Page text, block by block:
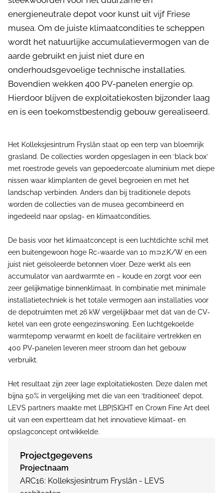
energieneutrale depot voor kunst uit vijf Friese
musea. Om de juiste klimaatcondities te scheppen
wordt het natuurlijke accumulatievermogen van de
aarde gebruikt en juist niet dure en
onderhoudsgevoelige technische installaties.
Bovendien wekken 400 PV-panelen energie op.
Hierdoor blijven de exploitatiekosten bijzonder laag
en is een toekomstbestendig gebouw gerealiseerd.
Het Kolleksjesintrum Fryslân staat op een terp van bloemrijk
grasland. De collecties worden opgeslagen in een ‘black box’
met roestrode gevels van gepoedercoate aluminium met diepe
nissen waar klimplanten de gevel begroeien en met het
landschap verbinden. Anders dan bij traditionele depots
worden de collecties van de musea gecombineerd en
ingedeeld naar opslag- en klimaatcondities.
De basis voor het klimaatconcept is een luchtdichte schil met
een buitengewoon hoge Rc-waarde van 10 m⊃2;K/W en een
juist niet geïsoleerde betonnen vloer. Deze werkt als een
accumulator van aardwarmte en – koude en zorgt voor een
zeer gelijkmatige binnenklimaat. In combinatie met minimale
installatietechniek is het totale vermogen aan installaties voor
de depotruimten met 26 kW vergelijkbaar met dat van de CV-
ketel van een grote eengezinswoning. Een luchtgekoelde
warmtepomp verwarmt en koelt de facilitaire vertrekken en
400 PV-panelen leveren meer stroom dan het gebouw
verbruikt.
Het resultaat zijn zeer lage exploitatiekosten. Deze dalen met
bijna 50% in vergelijking met die van een ‘traditioneel’ depot.
LEVS partners maakte met LBP|SIGHT en Crown Fine Art deel
uit van een expertteam dat het innovatieve klimaat- en
opslagconcept ontwikkelde.
Projectgegevens
Projectnaam
ARC16: Kolleksjesintrum Fryslân - LEVS